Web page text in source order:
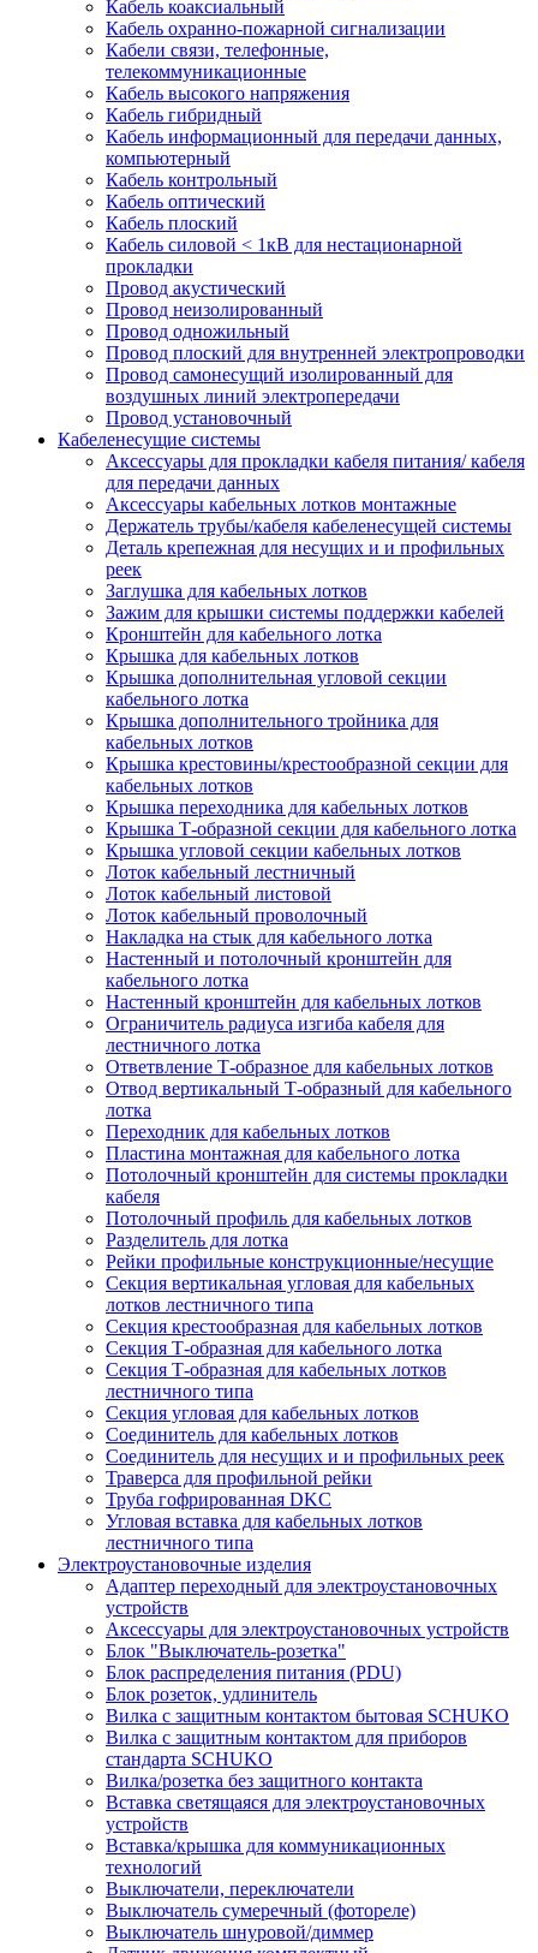
Кабель коаксиальный
Кабель охранно-пожарной сигнализации
Кабели связи, телефонные,
телекоммуникационные
Кабель высокого напряжения
Кабель гибридный
Кабель информационный для передачи данных,
компьютерный
Кабель контрольный
Кабель оптический
Кабель плоский
Кабель силовой < 1кВ для нестационарной
прокладки
Провод акустический
Провод неизолированный
Провод одножильный
Провод плоский для внутренней электропроводки
Провод самонесущий изолированный для
воздушных линий электропередачи
Провод установочный
Кабеленесущие системы
Аксессуары для прокладки кабеля питания/ кабеля
для передачи данных
Аксессуары кабельных лотков монтажные
Держатель трубы/кабеля кабеленесущей системы
Деталь крепежная для несущих и и профильных
реек
Заглушка для кабельных лотков
Зажим для крышки системы поддержки кабелей
Кронштейн для кабельного лотка
Крышка для кабельных лотков
Крышка дополнительная угловой секции
кабельного лотка
Крышка дополнительного тройника для
кабельных лотков
Крышка крестовины/крестообразной секции для
кабельных лотков
Крышка переходника для кабельных лотков
Крышка Т-образной секции для кабельного лотка
Крышка угловой секции кабельных лотков
Лоток кабельный лестничный
Лоток кабельный листовой
Лоток кабельный проволочный
Накладка на стык для кабельного лотка
Настенный и потолочный кронштейн для
кабельного лотка
Настенный кронштейн для кабельных лотков
Ограничитель радиуса изгиба кабеля для
лестничного лотка
Ответвление Т-образное для кабельных лотков
Отвод вертикальный Т-образный для кабельного
лотка
Переходник для кабельных лотков
Пластина монтажная для кабельного лотка
Потолочный кронштейн для системы прокладки
кабеля
Потолочный профиль для кабельных лотков
Разделитель для лотка
Рейки профильные конструкционные/несущие
Секция вертикальная угловая для кабельных
лотков лестничного типа
Секция крестообразная для кабельных лотков
Секция Т-образная для кабельного лотка
Секция Т-образная для кабельных лотков
лестничного типа
Секция угловая для кабельных лотков
Соединитель для кабельных лотков
Соединитель для несущих и и профильных реек
Траверса для профильной рейки
Труба гофрированная DKC
Угловая вставка для кабельных лотков
лестничного типа
Электроустановочные изделия
Адаптер переходный для электроустановочных
устройств
Аксессуары для электроустановочных устройств
Блок "Выключатель-розетка"
Блок распределения питания (PDU)
Блок розеток, удлинитель
Вилка с защитным контактом бытовая SCHUKO
Вилка с защитным контактом для приборов
стандарта SCHUKO
Вилка/розетка без защитного контакта
Вставка светящаяся для электроустановочных
устройств
Вставка/крышка для коммуникационных
технологий
Выключатели, переключатели
Выключатель сумеречный (фотореле)
Выключатель шнуровой/диммер